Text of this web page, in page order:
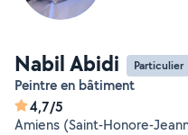
Nabil Abidi Particulier
Peintre en bâtiment
4,7/5
Amiens (Saint-Honore-